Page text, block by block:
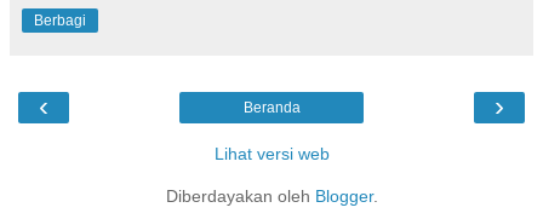
Berbagi
‹ ›
Beranda
Lihat versi web
Diberdayakan oleh Blogger.